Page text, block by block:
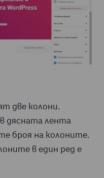
две колони.
дясната лента
броя на колоните.
в един ред е